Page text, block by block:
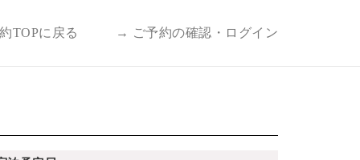
TOPに戻る → ご予約の確認・ログイン